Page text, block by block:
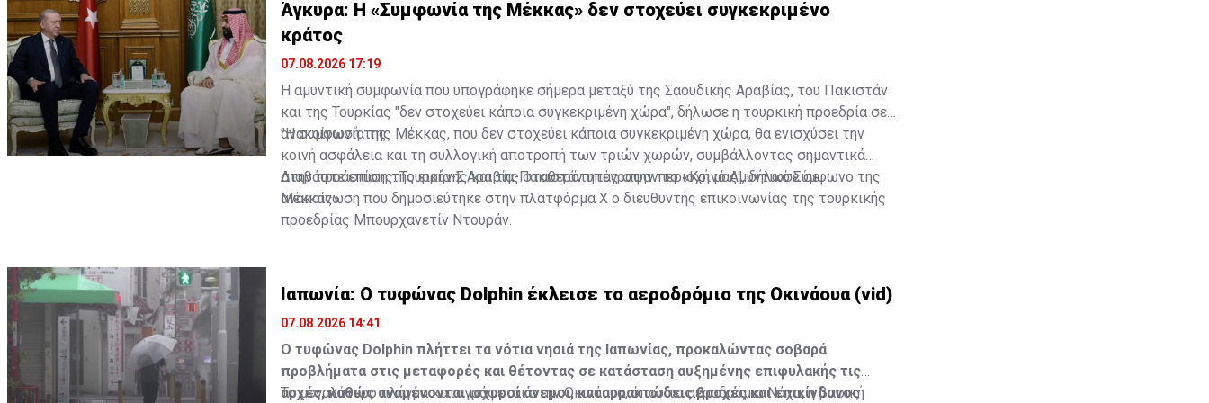
Άγκυρα: Η «Συμφωνία της Μέκκας» δεν στοχεύει συγκεκριμένο
κράτος
07.08.2026 17:19
Η αμυντική συμφωνία που υπογράφηκε σήμερα μεταξύ της Σαουδικής Αραβίας, του Πακιστάν
και της Τουρκίας "δεν στοχεύει κάποια συγκεκριμένη χώρα", δήλωσε η τουρκική προεδρία σε
ανακοίνωσή της.
"Η συμφωνία της Μέκκας, που δεν στοχεύει κάποια συγκεκριμένη χώρα, θα ενισχύσει την
κοινή ασφάλεια και τη συλλογική αποτροπή των τριών χωρών, συμβάλλοντας σημαντικά
στην προάσπιση της ειρήνης και της σταθερότητας στην περιοχή μας", δήλωσε σε
ανακοίνωση που δημοσιεύτηκε στην πλατφόρμα Χ ο διευθυντής επικοινωνίας της τουρκικής
προεδρίας Μπουρχανετίν Ντουράν.
Διαβάστε επίσης:Τουρκία-Σ.Αραβία-Πακιστάν υπέγραψαν το «Κοινό Αμυντικό Σύμφωνο της
Μέκκας»
Ιαπωνία: Ο τυφώνας Dolphin έκλεισε το αεροδρόμιο της Οκινάουα (vid)
07.08.2026 14:41
Ο τυφώνας Dolphin πλήττει τα νότια νησιά της Ιαπωνίας, προκαλώντας σοβαρά
προβλήματα στις μεταφορές και θέτοντας σε κατάσταση αυξημένης επιφυλακής τις
αρχές, καθώς αναμένονται ισχυροί άνεμοι, καταρρακτώδεις βροχές και επικίνδυνος
Το μεγαλύτερο πλήγμα καταγράφεται στην Οκινάουα, όπου το αεροδρόμιο Νάχα, η βασική